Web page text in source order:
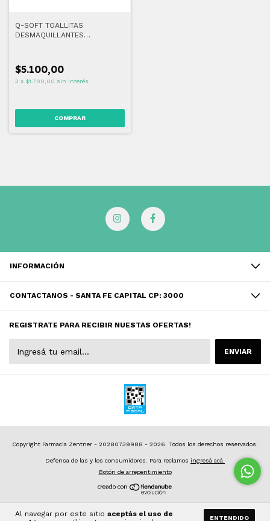
Al navegar por este sitio aceptás el uso de
ENTENDIDO
Q-SOFT TOALLITAS
DESMAQUILLANTES
$5.100,00
3 x $1.700,00 sin interés
INFORMACIÓN
CONTACTANOS - SANTA FE CAPITAL CP: 3000
REGISTRATE PARA RECIBIR NUESTAS OFERTAS!
Copyright Farmacia Zentner - 20280739988 - 2026. Todos los derechos reservados.
Defensa de las y los consumidores. Para reclamos ingresá acá.
Botón de arrepentimiento